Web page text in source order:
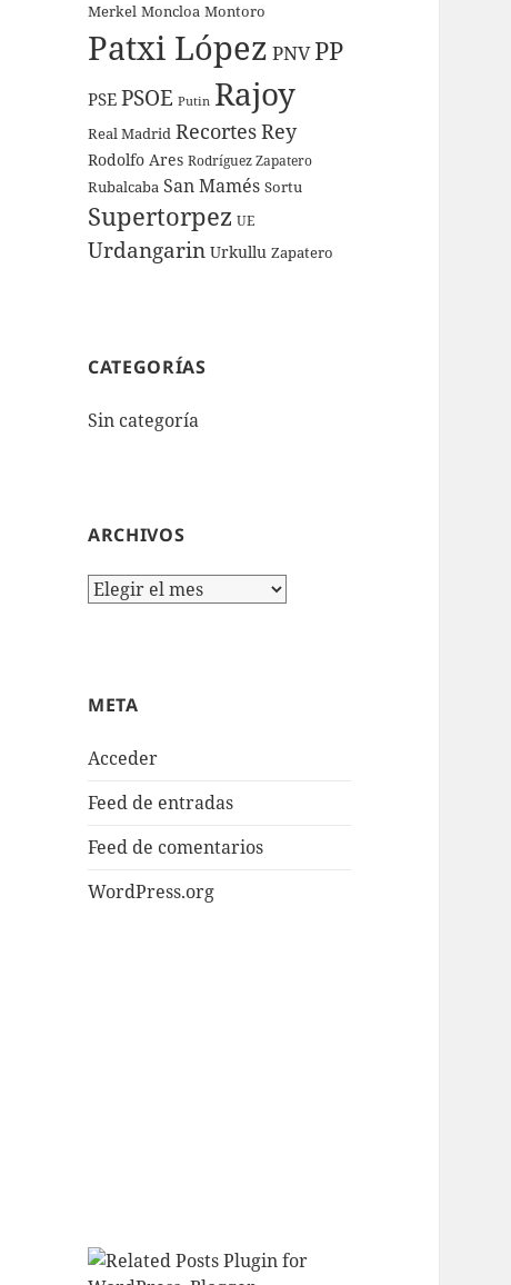
Merkel Moncloa Montoro
Patxi López PNVPP
PSE PSOE Putin Rajoy
Real Madrid RecortesRey
Rodolfo Ares Rodríguez Zapatero
Rubalcaba San Mamés Sortu
Supertorpez UE
Urdangarin Urkullu Zapatero
CATEGORÍAS
Sin categoría
ARCHIVOS
Archivos
META
Acceder
Feed de entradas
Feed de comentarios
WordPress.org